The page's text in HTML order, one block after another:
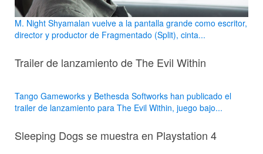
M. Night Shyamalan vuelve a la pantalla grande como escritor,
director y productor de Fragmentado (Split), cinta...
Trailer de lanzamiento de The Evil Within
Tango Gameworks y Bethesda Softworks han publicado el
trailer de lanzamiento para The Evil Within, juego bajo...
Sleeping Dogs se muestra en Playstation 4